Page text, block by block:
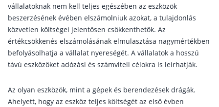
Nyugdíj tanácsadás 🪙
Nyugdíj megtakarítás – Így válassz
Magánnyugdíjpénztár összefoglaló
Nyugdíjkorhatár táblázat és útmutató
Egyszerű Állami Nyugdíjkalkulátor
Önkéntes Nyugdíjpénztárak hozamai
vállalatoknak nem kell teljes egészében az eszközök
beszerzésének évében elszámolniuk azokat, a tulajdonlás
közvetlen költségei jelentősen csökkenthetők. Az
értékcsökkenés elszámolásának elmulasztása nagymértékben
befolyásolhatja a vállalat nyereségét. A vállalatok a hosszú
távú eszközöket adózási és számviteli célokra is leírhatják.
Az olyan eszközök, mint a gépek és berendezések drágák.
Ahelyett, hogy az eszköz teljes költségét az első évben